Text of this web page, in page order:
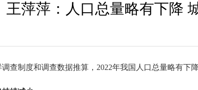
王萍萍：人口总量略有下降
查制度和调查数据推算， 2022年我国人口总量略有下